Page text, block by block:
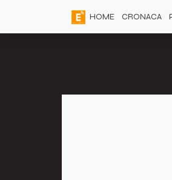
HOME CRONACA